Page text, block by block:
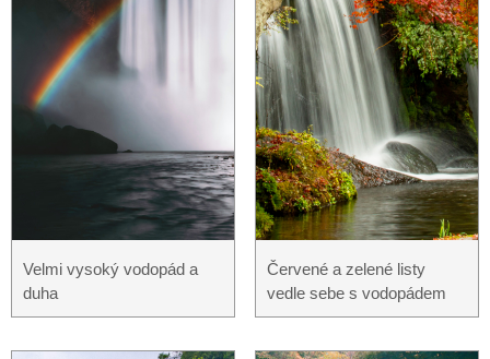
Velmi vysoký vodopád a
duha
Červené a zelené listy
vedle sebe s vodopádem